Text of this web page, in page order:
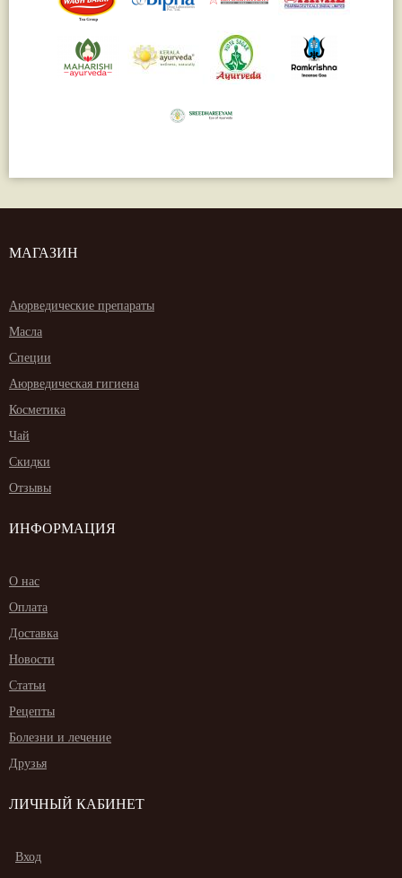
МАГАЗИН
Аюрведические препараты
Масла
Специи
Аюрведическая гигиена
Косметика
Чай
Скидки
Отзывы
ИНФОРМАЦИЯ
О нас
Оплата
Доставка
Новости
Статьи
Рецепты
Болезни и лечение
Друзья
ЛИЧНЫЙ КАБИНЕТ
Вход